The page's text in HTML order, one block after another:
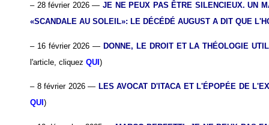
– 28 février 2026 — JE NE PEUX PAS ÊTRE SILENCIEUX. UN
«SCANDALE AU SOLEIL»: LE DÉCÉDÉ AUGUST A DIT QUE
– 16 février 2026 — DONNE, LE DROIT ET LA THÉOLOGIE
l'article, cliquez QUI )
– 8 février 2026 — LES AVOCAT D'ITACA ET L'ÉPOPÉE DE
QUI )